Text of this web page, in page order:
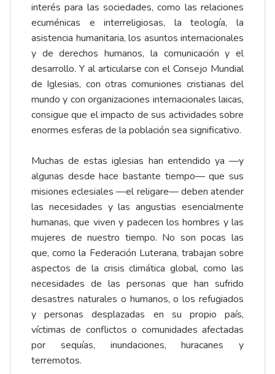
interés para las sociedades, como las relaciones
ecuménicas e interreligiosas, la teología, la
asistencia humanitaria, los asuntos internacionales
y de derechos humanos, la comunicación y el
desarrollo. Y al articularse con el Consejo Mundial
de Iglesias, con otras comuniones cristianas del
mundo y con organizaciones internacionales laicas,
consigue que el impacto de sus actividades sobre
enormes esferas de la población sea significativo.
Muchas de estas iglesias han entendido ya —y
algunas desde hace bastante tiempo— que sus
misiones eclesiales —el religare— deben atender
las necesidades y las angustias esencialmente
humanas, que viven y padecen los hombres y las
mujeres de nuestro tiempo. No son pocas las
que, como la Federación Luterana, trabajan sobre
aspectos de la crisis climática global, como las
necesidades de las personas que han sufrido
desastres naturales o humanos, o los refugiados
y personas desplazadas en su propio país,
víctimas de conflictos o comunidades afectadas
por sequías, inundaciones, huracanes y
terremotos.